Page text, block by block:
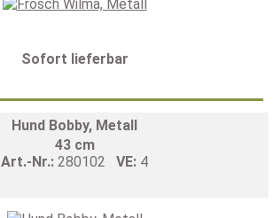
Sofort lieferbar
Hund Bobby, Metall
43 cm
Art.-Nr.: 280102 VE: 4